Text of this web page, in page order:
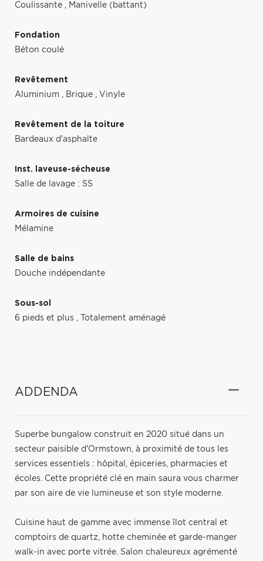
Coulissante , Manivelle (battant)
Fondation
Béton coulé
Revêtement
Aluminium , Brique , Vinyle
Revêtement de la toiture
Bardeaux d'asphalte
Inst. laveuse-sécheuse
Salle de lavage : SS
Armoires de cuisine
Mélamine
Salle de bains
Douche indépendante
Sous-sol
6 pieds et plus , Totalement aménagé
ADDENDA
Superbe bungalow construit en 2020 situé dans un
secteur paisible d'Ormstown, à proximité de tous les
services essentiels : hôpital, épiceries, pharmacies et
écoles. Cette propriété clé en main saura vous charmer
par son aire de vie lumineuse et son style moderne.
Cuisine haut de gamme avec immense îlot central et
comptoirs de quartz, hotte cheminée et garde-manger
walk-in avec porte vitrée. Salon chaleureux agrémenté